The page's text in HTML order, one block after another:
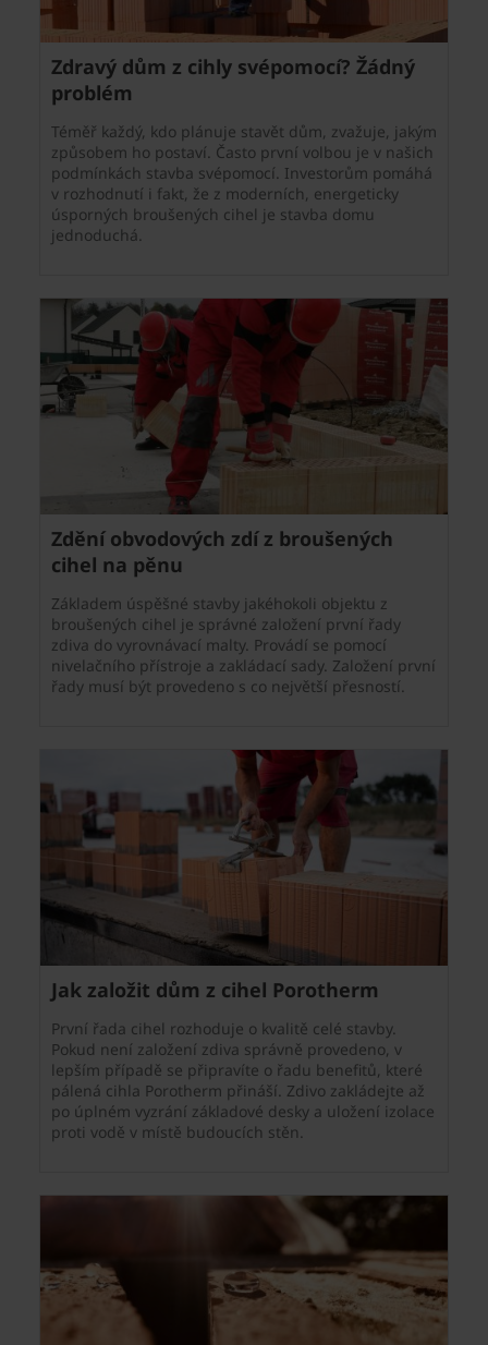
Zdravý dům z cihly svépomocí? Žádný
problém
Téměř každý, kdo plánuje stavět dům, zvažuje, jakým
způsobem ho postaví. Často první volbou je v našich
podmínkách stavba svépomocí. Investorům pomáhá
v rozhodnutí i fakt, že z moderních, energeticky
úsporných broušených cihel je stavba domu
jednoduchá.
Zdění obvodových zdí z broušených
cihel na pěnu
Základem úspěšné stavby jakéhokoli objektu z
broušených cihel je správné založení první řady
zdiva do vyrovnávací malty. Provádí se pomocí
nivelačního přístroje a zakládací sady. Založení první
řady musí být provedeno s co největší přesností.
Jak založit dům z cihel Porotherm
První řada cihel rozhoduje o kvalitě celé stavby.
Pokud není založení zdiva správně provedeno, v
lepším případě se připravíte o řadu benefitů, které
pálená cihla Porotherm přináší. Zdivo zakládejte až
po úplném vyzrání základové desky a uložení izolace
proti vodě v místě budoucích stěn.